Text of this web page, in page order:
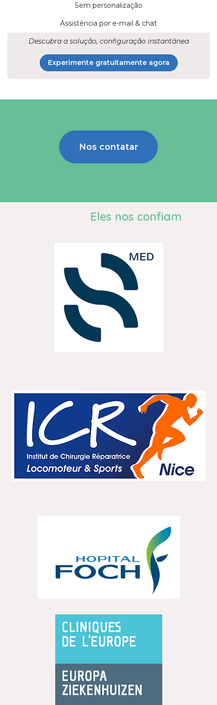
Sem personalização
Assistência por e-mail & chat
Descubra a solução, configuração instantânea
Experimente gratuitamente agora
Nos contatar
Eles nos confiam​